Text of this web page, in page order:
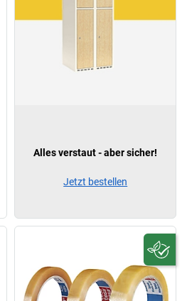
Alles verstaut - aber sicher!
Jetzt bestellen